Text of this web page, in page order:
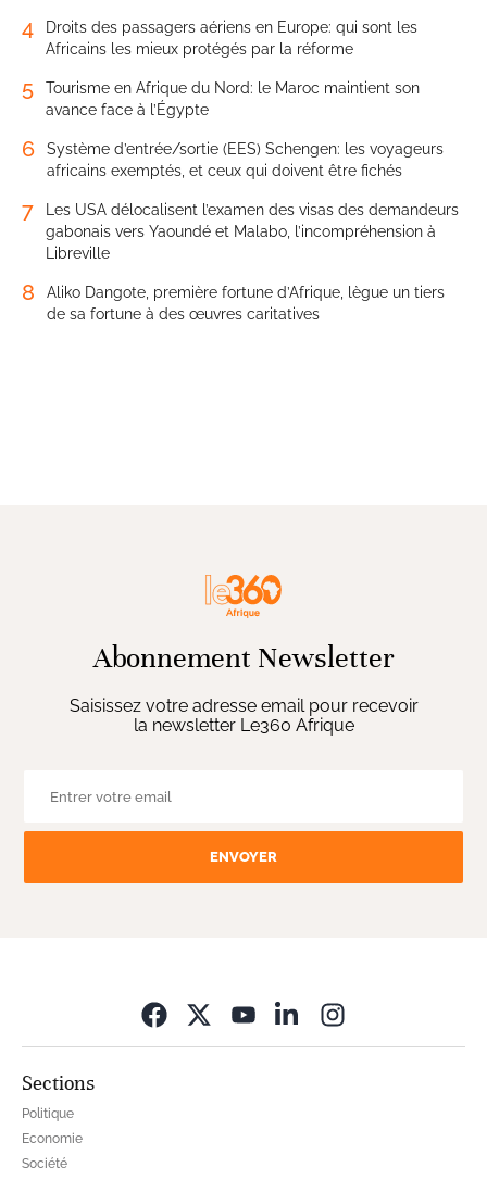
4
Droits des passagers aériens en Europe: qui sont les
Africains les mieux protégés par la réforme
5
Tourisme en Afrique du Nord: le Maroc maintient son
avance face à l’Égypte
6
Système d’entrée/sortie (EES) Schengen: les voyageurs
africains exemptés, et ceux qui doivent être fichés
7
Les USA délocalisent l’examen des visas des demandeurs
gabonais vers Yaoundé et Malabo, l’incompréhension à
Libreville
8
Aliko Dangote, première fortune d’Afrique, lègue un tiers
de sa fortune à des œuvres caritatives
Abonnement Newsletter
Saisissez votre adresse email pour recevoir
la newsletter Le360 Afrique
ENVOYER
Sections
Politique
Economie
Société